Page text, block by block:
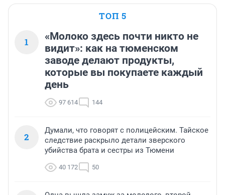
ТОП 5
1
«Молоко здесь почти никто не
видит»: как на тюменском
заводе делают продукты,
которые вы покупаете каждый
день
97 614 144
2
Думали, что говорят с полицейским. Тайское
следствие раскрыло детали зверского
убийства брата и сестры из Тюмени
40 172 50